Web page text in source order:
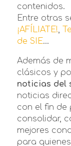
contenidos.
Entre otras
¡AFÍLIATE!
de SIE…
Además de
clásicos y
noticias del
noticias
con el fin de
consolidar,
mejores
para